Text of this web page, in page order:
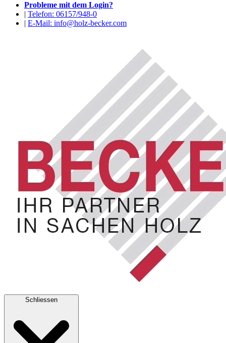
Probleme mit dem Login?
| Telefon: 06157/948-0
| E-Mail: info@holz-becker.com
Schliessen